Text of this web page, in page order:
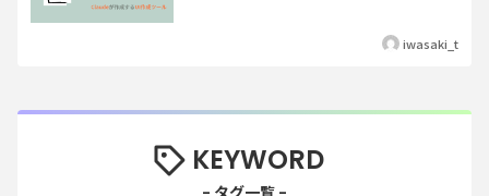
iwasaki_t
KEYWORD